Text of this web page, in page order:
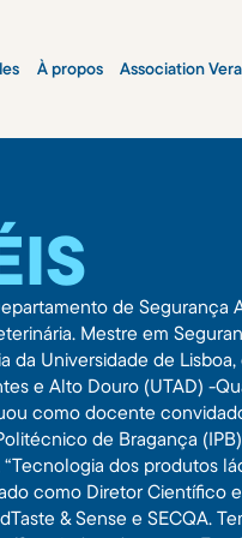
À propos Association
de Segurança
Mestre em
da Universidade de
e Alto Douro (UTAD) -
como docente
de Bragança
dos produtos
como Diretor Científico
& Sense e SECQA.